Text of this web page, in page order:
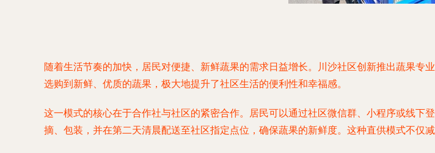
随着生活节奏的加快，居民对便捷、新鲜蔬果的需求日益增长。川沙社区创新推出蔬果专
选购到新鲜、优质的蔬果，极大地提升了社区生活的便利性和幸福感。
这一模式的核心在于合作社与社区的紧密合作。居民可以通过社区微信群、小程序或线
摘、包装，并在第二天清晨配送至社区指定点位，确保蔬果的新鲜度。这种直供模式不仅